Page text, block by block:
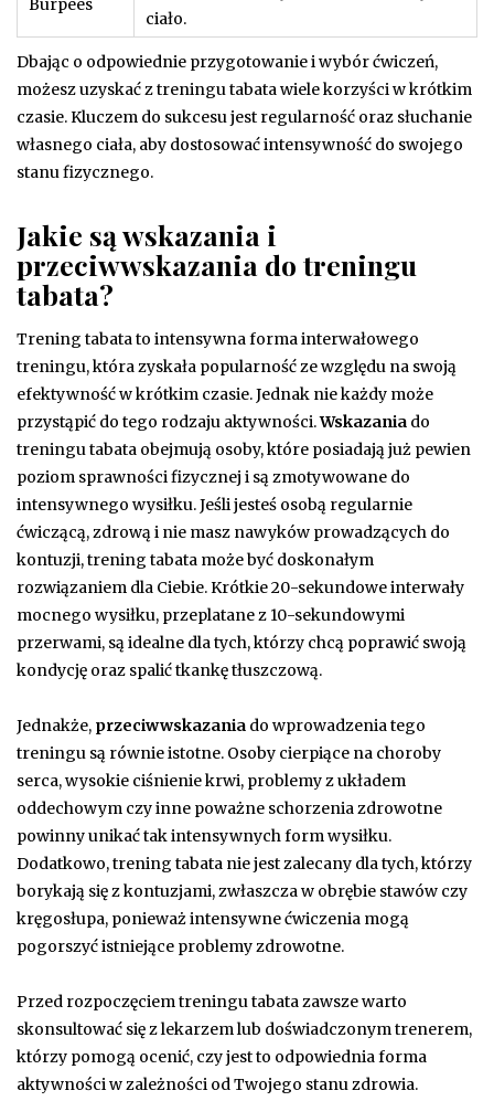
Burpees
ciało.
Dbając o odpowiednie przygotowanie i wybór ćwiczeń,
możesz uzyskać z treningu tabata wiele korzyści w krótkim
czasie. Kluczem do sukcesu jest regularność oraz słuchanie
własnego ciała, aby dostosować intensywność do swojego
stanu fizycznego.
Jakie są wskazania i
przeciwwskazania do treningu
tabata?
Trening tabata to intensywna forma interwałowego
treningu, która zyskała popularność ze względu na swoją
efektywność w krótkim czasie. Jednak nie każdy może
przystąpić do tego rodzaju aktywności.Wskazania do
treningu tabata obejmują osoby, które posiadają już pewien
poziom sprawności fizycznej i są zmotywowane do
intensywnego wysiłku. Jeśli jesteś osobą regularnie
ćwiczącą, zdrową i nie masz nawyków prowadzących do
kontuzji, trening tabata może być doskonałym
rozwiązaniem dla Ciebie. Krótkie 20-sekundowe interwały
mocnego wysiłku, przeplatane z 10-sekundowymi
przerwami, są idealne dla tych, którzy chcą poprawić swoją
kondycję oraz spalić tkankę tłuszczową.
Jednakże, przeciwwskazania do wprowadzenia tego
treningu są równie istotne. Osoby cierpiące na choroby
serca, wysokie ciśnienie krwi, problemy z układem
oddechowym czy inne poważne schorzenia zdrowotne
powinny unikać tak intensywnych form wysiłku.
Dodatkowo, trening tabata nie jest zalecany dla tych, którzy
borykają się z kontuzjami, zwłaszcza w obrębie stawów czy
kręgosłupa, ponieważ intensywne ćwiczenia mogą
pogorszyć istniejące problemy zdrowotne.
Przed rozpoczęciem treningu tabata zawsze warto
skonsultować się z lekarzem lub doświadczonym trenerem,
którzy pomogą ocenić, czy jest to odpowiednia forma
aktywności w zależności od Twojego stanu zdrowia.